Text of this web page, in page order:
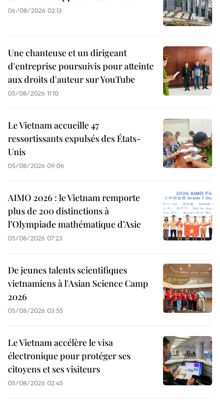
06/08/2026 02:13
Une chanteuse et un dirigeant
d'entreprise poursuivis pour atteinte
aux droits d'auteur sur YouTube
05/08/2026 11:10
Le Vietnam accueille 47
ressortissants expulsés des États-
Unis
05/08/2026 09:06
AIMO 2026 : le Vietnam remporte
plus de 200 distinctions à
l’Olympiade mathématique d’Asie
05/08/2026 07:23
De jeunes talents scientifiques
vietnamiens à l'Asian Science Camp
2026
05/08/2026 03:55
Le Vietnam accélère le visa
électronique pour protéger ses
citoyens et ses visiteurs
05/08/2026 02:45